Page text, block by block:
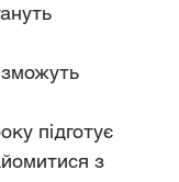
підготує
з